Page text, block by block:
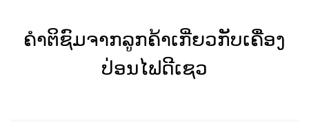
ຄຳຕິຊົມຈາກລູກຄ້າເກີ່ຍວກັບເຄື່ອງ
ປ່ອນໄຟດີເຊວ